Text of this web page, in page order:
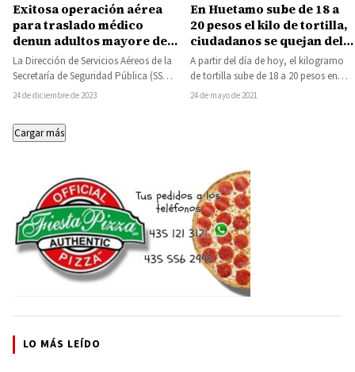
Exitosa operación aérea
para traslado médico
denun adultos mayore de
Huetamo a Morelia
La Dirección de Servicios Aéreos de la
Secretaría de Seguridad Pública (SSP)
realizó una exitosa operación
24 de diciembre de 2023
En Huetamo sube de 18 a
20 pesos el kilo de tortilla,
ciudadanos se quejan del
incremento
A partir del día de hoy, el kilogramo
de tortilla sube de 18 a 20 pesos en
tortillería…
24 de mayo de 2021
Cargar más
LO MÁS LEÍDO